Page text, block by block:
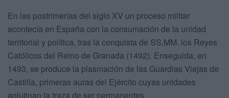
En las postrimerías del siglo XV un proceso militar
acontecía en España con la consumación de la unidad
territorial y política, tras la conquista de SS.MM. los Reyes
Católicos del Reino de Granada (1492). Enseguida, en
1493, se produce la plasmación de las Guardias Viejas de
Castilla, primeras auras del Ejército cuyas unidades
aglutinan la traza de ser permanentes.